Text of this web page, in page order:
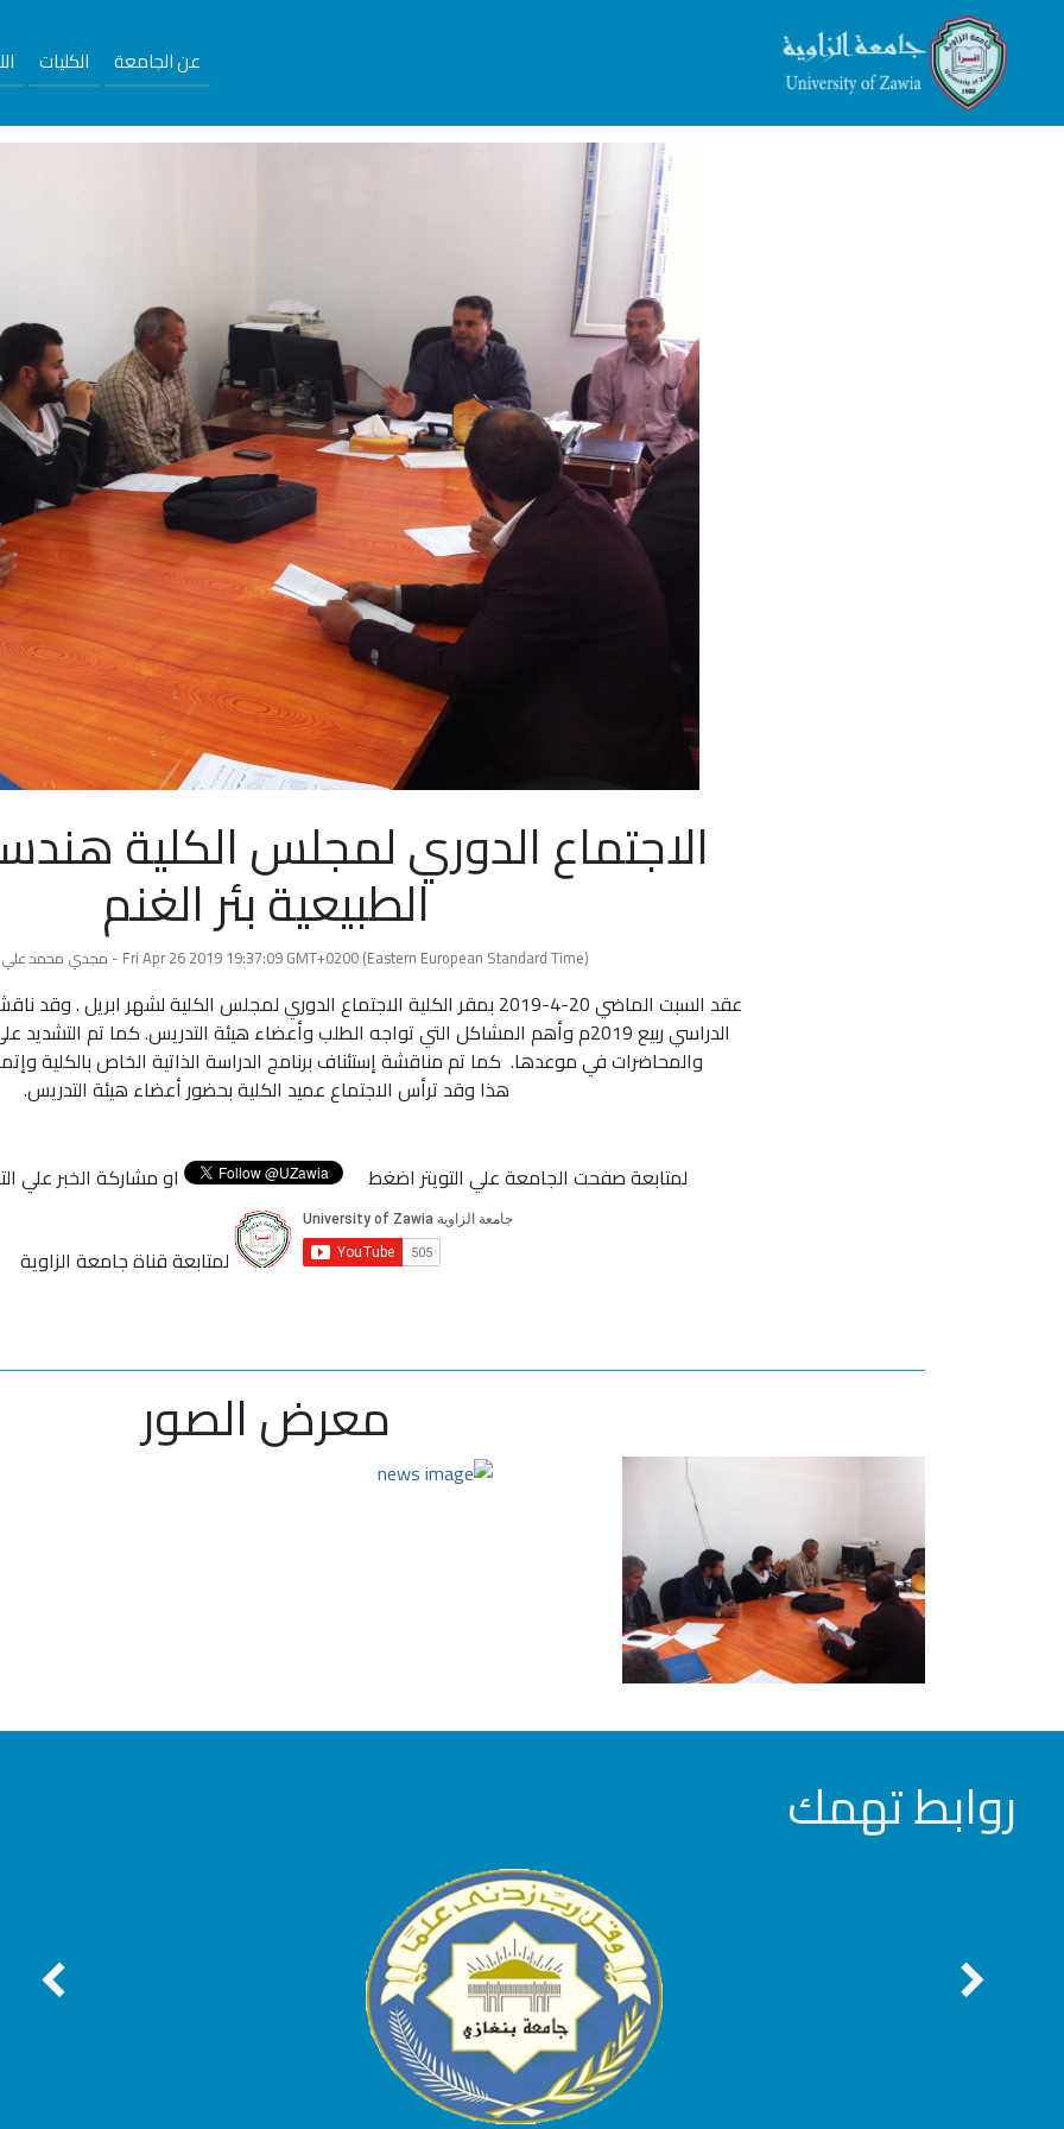
عن الجامعة الكليات
الاجتماع الدوري لمجلس الكلية
الطبيعية بئر الغنم
Fri Apr 26 2019 19:37:09 GMT+0200 (Eastern European Standard Time) - مجدي محمد علي خلف الله
عقد السبت الماضي 20-4-2019 بمقر الكلية الاجتماع الدوري لمجلس الكلية لشهر
الدراسي ربيع 2019م وأهم المشاكل التي تواجه الطلب وأعضاء هيئة التدريس. كما تم
والمحاضرات في موعدها. كما تم مناقشة إستئناف برنامج الدراسة الذاتية الخاص بالكلية
هذا وقد ترأس الاجتماع عميد الكلية بحضور أعضاء هيئة التدريس.
لمتابعة صفحت الجامعة علي التويتر اضغط او مشاركة الخبر علي
لمتابعة قناة جامعة الزاوية
معرض الصور
روابط تهمك